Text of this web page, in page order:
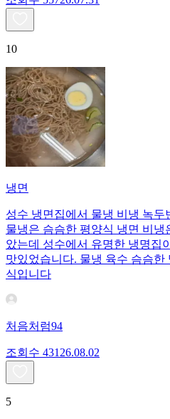
10
냉면
성수 냉면집에서 물냉 비냉 녹
물냉은 슴슴한 평양식 냉면 비
았는데 성수에서 유명한 냉명집
맛있었습니다. 물냉 육수 슴슴
식입니다
처음처럼94
조회수 431 26.08.02
5